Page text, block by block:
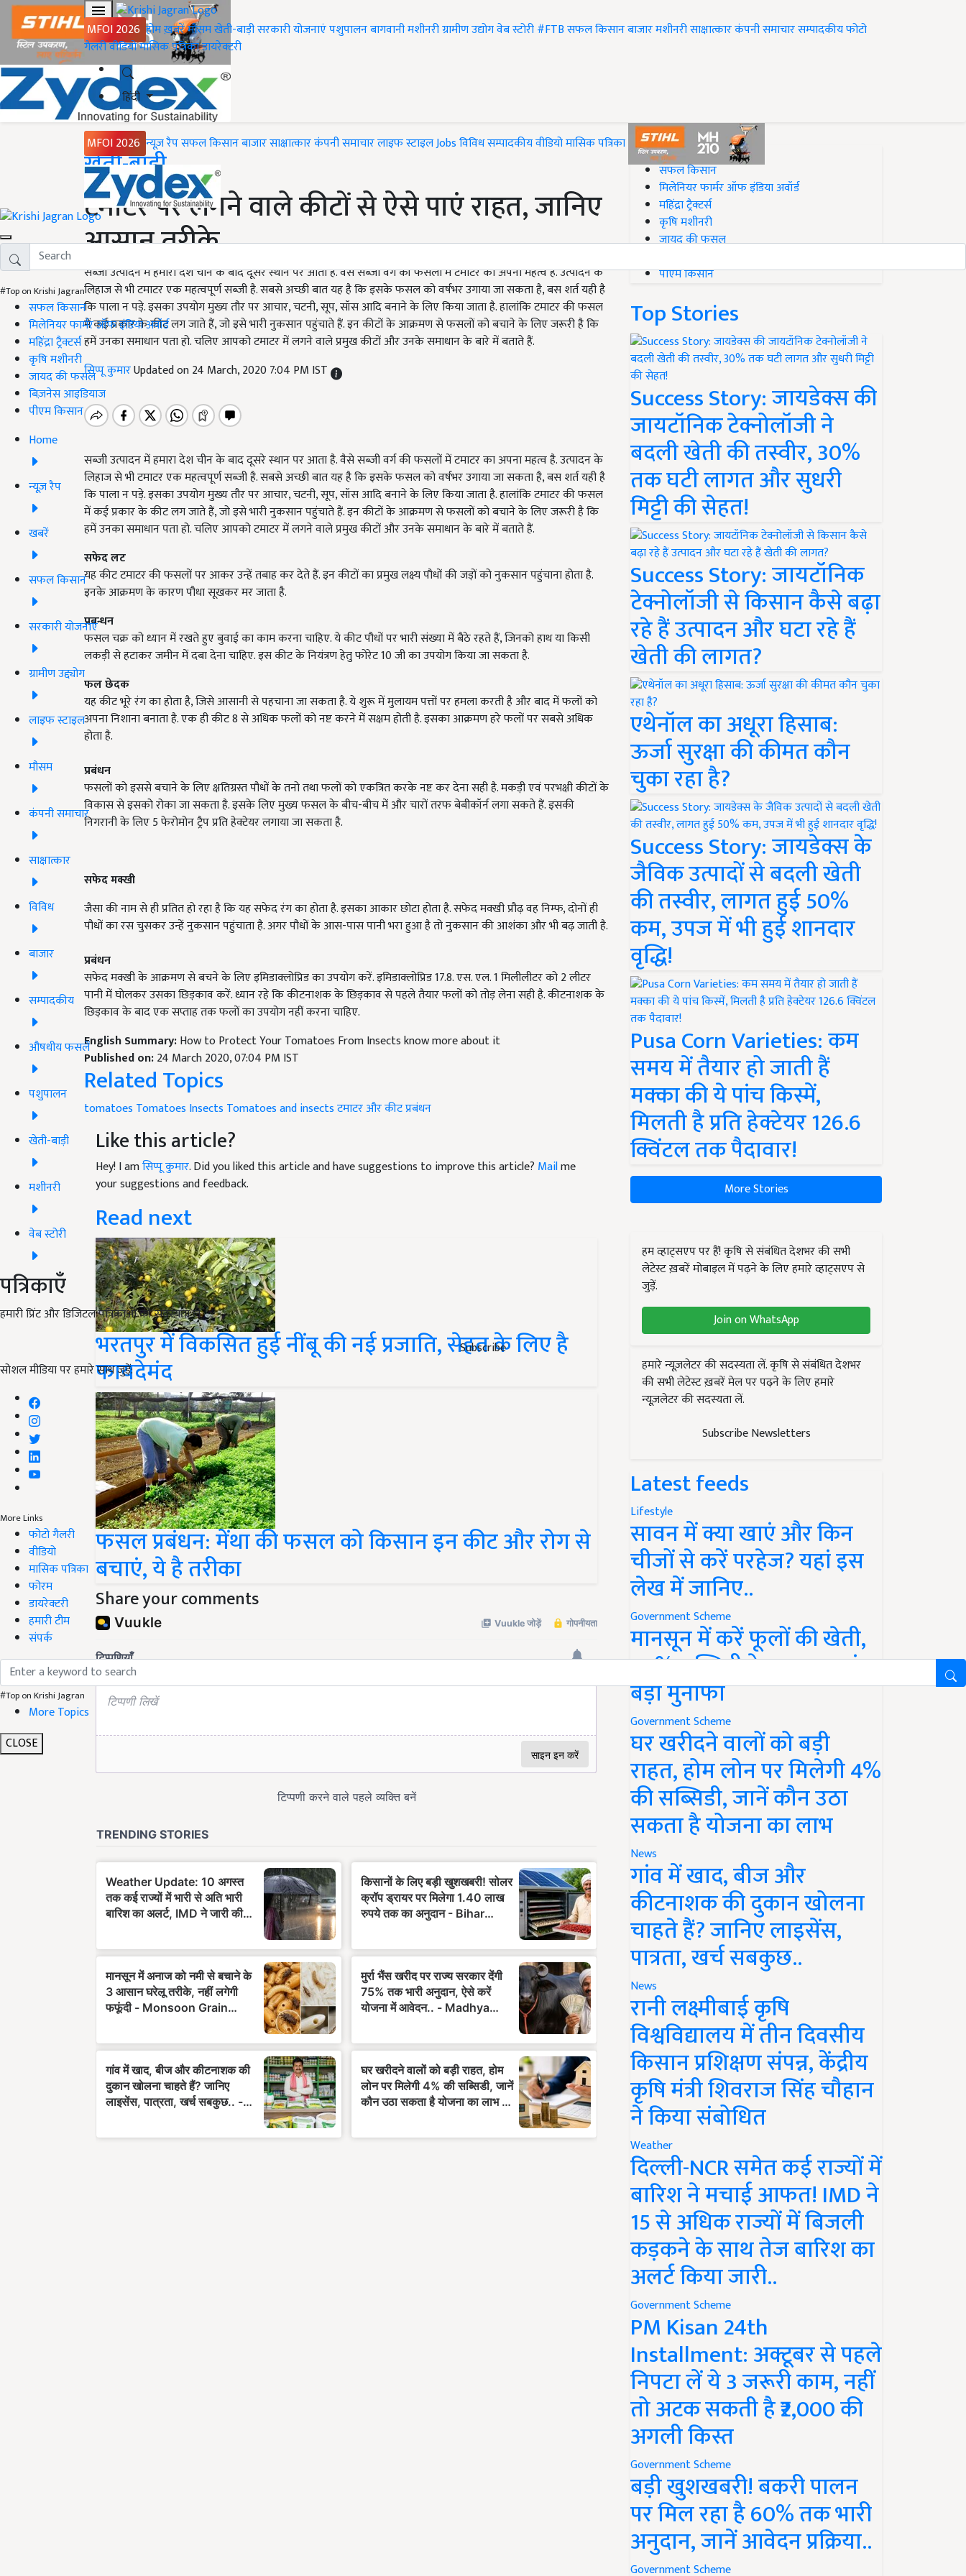
MFOI 2026 होमख़बरेंमौसमखेती-बाड़ीसरकारी योजनाएंपशुपालनबागवानीमशीनरीग्रामीण उद्योगवेब स्टोरी#FTBसफल किसानबाजारमशीनरीसाक्षात्कारकंपनी समाचारसम्पादकीयफोटो
गैलरीवीडियोमासिक पत्रिकाडायरेक्टरी
हिंदी
MFOI 2026 न्यूज़ रैपसफल किसानबाजारसाक्षात्कारकंपनी समाचारलाइफ स्टाइलJobsविविधसम्पादकीयवीडियोमासिक पत्रिका
#Top on Krishi Jagran
सफल किसान
मिलेनियर फार्मर ऑफ इंडिया अवॉर्ड
महिंद्रा ट्रैक्टर्स
कृषि मशीनरी
जायद की फसल
बिज़नेस आइडियाज
पीएम किसान
Home
न्यूज़ रैप
खबरें
सफल किसान
सरकारी योजनाएं
ग्रामीण उद्द्योग
लाइफ स्टाइल
मौसम
कंपनी समाचार
साक्षात्कार
विविध
बाजार
सम्पादकीय
औषधीय फसलें
पशुपालन
खेती-बाड़ी
मशीनरी
वेब स्टोरी
पत्रिकाएँ
हमारी प्रिंट और डिजिटल पत्रिकाओं की सदस्यता लें
Subscribe
सोशल मीडिया पर हमारे साथ जुड़ें:
More Links
फोटो गैलरी
वीडियो
मासिक पत्रिका
फोरम
डायरेक्टरी
हमारी टीम
संपर्क
#Top on Krishi Jagran
More Topics
CLOSE
Home
खेती-बाड़ी
टमाटर पर लगने वाले कीटों से ऐसे पाएं राहत, जानिए
आसान तरीके
सब्जी उत्पादन में हमारा देश चीन के बाद दूसरे स्थान पर आता है. वैसे सब्जी वर्ग की फसलों में टमाटर का अपना महत्व है. उत्पादन के
लिहाज से भी टमाटर एक महत्वपूर्ण सब्जी है. सबसे अच्छी बात यह है कि इसके फसल को वर्षभर उगाया जा सकता है, बस शर्त यही है
कि पाला न पड़े. इसका उपयोग मुख्य तौर पर आचार, चटनी, सूप, सॉस आदि बनाने के लिए किया जाता है. हालांकि टमाटर की फसल
में कई प्रकार के कीट लग जाते हैं, जो इसे भारी नुकसान पहुंचाते हैं. इन कीटों के आक्रमण से फसलों को बचाने के लिए जरूरी है कि
हमें उनका समाधान पता हो. चलिए आपको टमाटर में लगने वाले प्रमुख कीटों और उनके समाधान के बारे में बताते हैं.
सिप्पू कुमारUpdated on 24 March, 2020 7:04 PM IST
सब्जी उत्पादन में हमारा देश चीन के बाद दूसरे स्थान पर आता है. वैसे सब्जी वर्ग की फसलों में टमाटर का अपना महत्व है. उत्पादन के
लिहाज से भी टमाटर एक महत्वपूर्ण सब्जी है. सबसे अच्छी बात यह है कि इसके फसल को वर्षभर उगाया जा सकता है, बस शर्त यही है
कि पाला न पड़े. इसका उपयोग मुख्य तौर पर आचार, चटनी, सूप, सॉस आदि बनाने के लिए किया जाता है. हालांकि टमाटर की फसल
में कई प्रकार के कीट लग जाते हैं, जो इसे भारी नुकसान पहुंचाते हैं. इन कीटों के आक्रमण से फसलों को बचाने के लिए जरूरी है कि
हमें उनका समाधान पता हो. चलिए आपको टमाटर में लगने वाले प्रमुख कीटों और उनके समाधान के बारे में बताते हैं.
सफेद लट
यह कीट टमाटर की फसलों पर आकर उन्हें तबाह कर देते हैं. इन कीटों का प्रमुख लक्ष्य पौधों की जड़ों को नुकसान पहुंचाना होता है.
इनके आक्रमण के कारण पौधा सूखकर मर जाता है.
प्रबन्धन
फसल चक्र को ध्यान में रखते हुए बुवाई का काम करना चाहिए. ये कीट पौधों पर भारी संख्या में बैठे रहते हैं, जिनको हाथ या किसी
लकड़ी से हटाकर जमीन में दबा देना चाहिए. इस कीट के नियंत्रण हेतु फोरेट 10 जी का उपयोग किया जा सकता है.
फल छेदक
यह कीट भूरे रंग का होता है, जिसे आसानी से पहचाना जा सकता है. ये शुरू में मुलायम पत्तों पर हमला करती है और बाद में फलों को
अपना निशाना बनाता है. एक ही कीट 8 से अधिक फलों को नष्ट करने में सक्षम होती है. इसका आक्रमण हरे फलों पर सबसे अधिक
होता है.
प्रबंधन
फसलों को इससे बचाने के लिए क्षतिग्रस्त पौधों के तनो तथा फलों को एकत्रित करके नष्ट कर देना सही है. मकड़ी एवं परभक्षी कीटों के
विकास से इसको रोका जा सकता है. इसके लिए मुख्य फसल के बीच-बीच में और चारों तरफ बेबीकॉर्न लगा सकते हैं. इसकी
निगरानी के लिए 5 फेरोमोन ट्रैप प्रति हेक्टेयर लगाया जा सकता है.
सफेद मक्खी
जैसा की नाम से ही प्रतित हो रहा है कि यह सफेद रंग का होता है. इसका आकार छोटा होता है. सफेद मक्खी प्रौढ़ वह निम्फ, दोनों ही
पौधों का रस चुसकर उन्हें नुकसान पहुंचाता है. अगर पौधों के आस-पास पानी भरा हुआ है तो नुकसान की आशंका और भी बढ़ जाती है.
प्रबंधन
सफेद मक्खी के आक्रमण से बचने के लिए इमिडाक्लोप्रिड का उपयोग करें. इमिडाक्लोप्रिड 17.8. एस. एल. 1 मिलीलीटर को 2 लीटर
पानी में घोलकर उसका छिड़काव करें. ध्यान रहे कि कीटनाशक के छिड़काव से पहले तैयार फलों को तोड़ लेना सही है. कीटनाशक के
छिड़काव के बाद एक सप्ताह तक फलों का उपयोग नहीं करना चाहिए.
English Summary:How to Protect Your Tomatoes From Insects know more about it
Published on:24 March 2020, 07:04 PM IST
Related Topics
tomatoes Tomatoes Insects Tomatoes and insectsटमाटर और कीट प्रबंधन
Like this article?
Hey! I amसिप्पू कुमार. Did you liked this article and have suggestions to improve this article? Mailme
your suggestions and feedback.
Read next
भरतपुर में विकसित हुई नींबू की नई प्रजाति, सेहत के लिए है
फायदेमंद
फसल प्रबंधन: मेंथा की फसल को किसान इन कीट और रोग से
बचाएं, ये है तरीका
Share your comments
#Top on Krishi Jagran
सफल किसान
मिलेनियर फार्मर ऑफ इंडिया अवॉर्ड
महिंद्रा ट्रैक्टर्स
कृषि मशीनरी
जायद की फसल
पीएम किसान
Top Stories
Success Story: जायडेक्स की
जायटॉनिक टेक्नोलॉजी ने
बदली खेती की तस्वीर, 30%
तक घटी लागत और सुधरी
मिट्टी की सेहत!
Success Story: जायटॉनिक
टेक्नोलॉजी से किसान कैसे बढ़ा
रहे हैं उत्पादन और घटा रहे हैं
खेती की लागत?
एथेनॉल का अधूरा हिसाब:
ऊर्जा सुरक्षा की कीमत कौन
चुका रहा है?
Success Story: जायडेक्स के
जैविक उत्पादों से बदली खेती
की तस्वीर, लागत हुई 50%
कम, उपज में भी हुई शानदार
वृद्धि!
Pusa Corn Varieties: कम
समय में तैयार हो जाती हैं
मक्का की ये पांच किस्में,
मिलती है प्रति हेक्टेयर 126.6
क्विंटल तक पैदावार!
More Stories
हम व्हाट्सएप पर हैं! कृषि से संबंधित देशभर की सभी
लेटेस्ट ख़बरें मोबाइल में पढ़ने के लिए हमारे व्हाट्सएप से
जुड़ें.
Join on WhatsApp
हमारे न्यूज़लेटर की सदस्यता लें. कृषि से संबंधित देशभर
की सभी लेटेस्ट ख़बरें मेल पर पढ़ने के लिए हमारे
न्यूज़लेटर की सदस्यता लें.
Subscribe Newsletters
Latest feeds
Lifestyle
सावन में क्या खाएं और किन
चीजों से करें परहेज? यहां इस
लेख में जानिए..
Government Scheme
मानसून में करें फूलों की खेती,
50% सब्सिडी के साथ कमाएं
बड़ा मुनाफा
Government Scheme
घर खरीदने वालों को बड़ी
राहत, होम लोन पर मिलेगी 4%
की सब्सिडी, जानें कौन उठा
सकता है योजना का लाभ
News
गांव में खाद, बीज और
कीटनाशक की दुकान खोलना
चाहते हैं? जानिए लाइसेंस,
पात्रता, खर्च सबकुछ..
News
रानी लक्ष्मीबाई कृषि
विश्वविद्यालय में तीन दिवसीय
किसान प्रशिक्षण संपन्न, केंद्रीय
कृषि मंत्री शिवराज सिंह चौहान
ने किया संबोधित
Weather
दिल्ली-NCR समेत कई राज्यों में
बारिश ने मचाई आफत! IMD ने
15 से अधिक राज्यों में बिजली
कड़कने के साथ तेज बारिश का
अलर्ट किया जारी..
Government Scheme
PM Kisan 24th
Installment: अक्टूबर से पहले
निपटा लें ये 3 जरूरी काम, नहीं
तो अटक सकती है ₹2,000 की
अगली किस्त
Government Scheme
बड़ी खुशखबरी! बकरी पालन
पर मिल रहा है 60% तक भारी
अनुदान, जानें आवेदन प्रक्रिया..
Government Scheme